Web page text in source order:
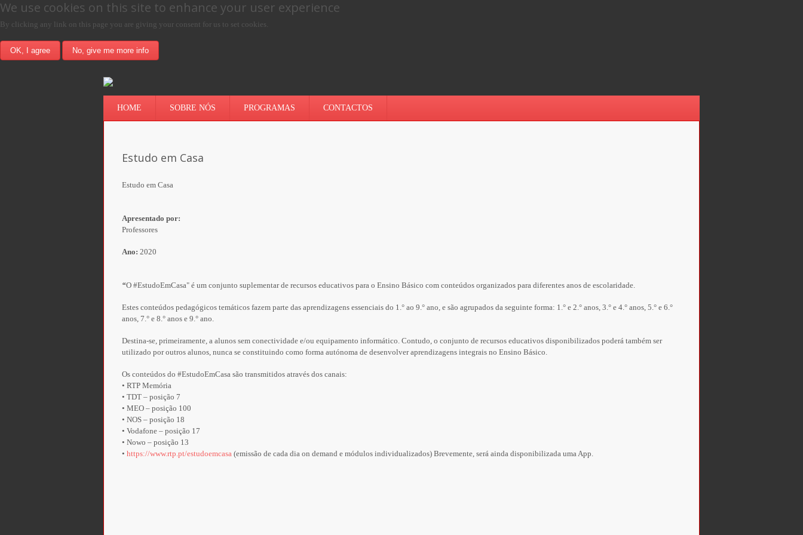
We use cookies on this site to enhance your user experience
By clicking any link on this page you are giving your consent for us to set cookies.
OK, I agree No, give me more info
HOME SOBRE NÓS PROGRAMAS CONTACTOS
Estudo em Casa
Estudo em Casa
Apresentado por:
Professores
Ano: 2020
“O #EstudoEmCasa" é um conjunto suplementar de recursos educativos para o Ensino Básico com conteúdos organizados para diferentes anos de escolaridade.
Estes conteúdos pedagógicos temáticos fazem parte das aprendizagens essenciais do 1.° ao 9.° ano, e são agrupados da seguinte forma: 1.° e 2.° anos, 3.° e 4.° anos, 5.° e 6.°
anos, 7.° e 8.° anos e 9.° ano.
Destina-se, primeiramente, a alunos sem conectividade e/ou equipamento informático. Contudo, o conjunto de recursos educativos disponibilizados poderá também ser
utilizado por outros alunos, nunca se constituindo como forma autónoma de desenvolver aprendizagens integrais no Ensino Básico.
Os conteúdos do #EstudoEmCasa são transmitidos através dos canais:
• RTP Memória
• TDT – posição 7
• MEO – posição 100
• NOS – posição 18
• Vodafone – posição 17
• Nowo – posição 13
• https://www.rtp.pt/estudoemcasa (emissão de cada dia on demand e módulos individualizados) Brevemente, será ainda disponibilizada uma App.